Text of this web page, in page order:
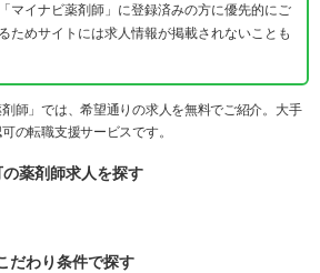
マイナビ薬剤師」に登録済みの方に優先的にご
ためサイトには求人情報が掲載されないことも
師」では、希望通りの求人を無料でご紹介。大手
の転職支援サービスです。
薬剤師求人を探す
だわり条件で探す